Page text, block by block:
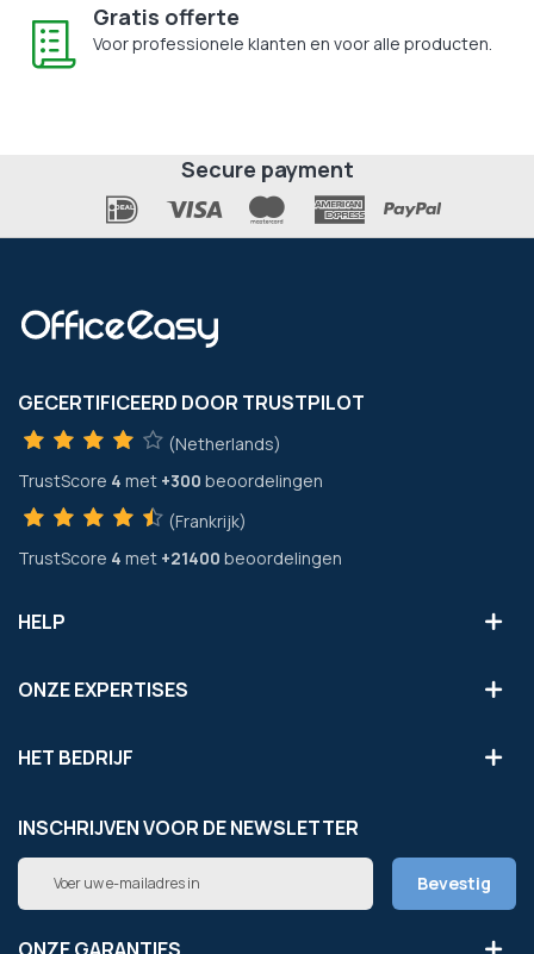
Gratis offerte
Voor professionele klanten en voor alle producten.
Secure payment
GECERTIFICEERD DOOR TRUSTPILOT
(Netherlands)
TrustScore 4 met +300 beoordelingen
(Frankrijk)
TrustScore 4 met +21400 beoordelingen
HELP
ONZE EXPERTISES
HET BEDRIJF
INSCHRIJVEN VOOR DE NEWSLETTER
Abonneer
op
onze
Bevestig